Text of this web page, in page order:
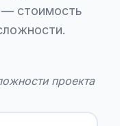
— стоимость
проекта